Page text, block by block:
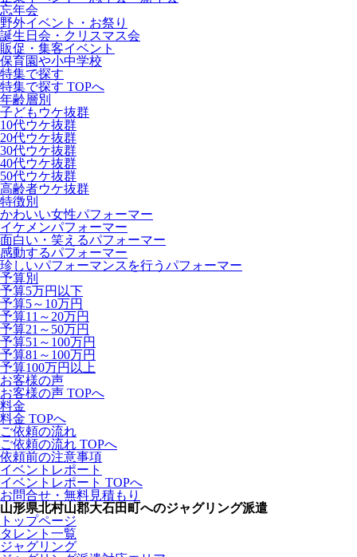
忘年会
野外イベント・お祭り
誕生日会・クリスマス会
販促・集客イベント
保育園や小中学校
特集で探す
特集で探す TOPへ
年齢層別
子どもウケ抜群
10代ウケ抜群
20代ウケ抜群
30代ウケ抜群
40代ウケ抜群
50代ウケ抜群
高齢者ウケ抜群
特徴別
かわいい女性パフォーマー
イケメンパフォーマー
面白い・笑えるパフォーマー
感動するパフォーマー
珍しいパフォーマンスを行うパフォーマー
予算別
予算5万円以下
予算5～10万円
予算11～20万円
予算21～50万円
予算51～100万円
予算81～100万円
予算100万円以上
お客様の声
お客様の声 TOPへ
料金
料金 TOPへ
ご依頼の流れ
ご依頼の流れ TOPへ
依頼前の注意事項
イベントレポート
イベントレポート TOPへ
お問合せ・無料見積もり
山形県北村山郡大石田町へのジャグリング派遣
トップページ
タレント一覧
ジャグリング